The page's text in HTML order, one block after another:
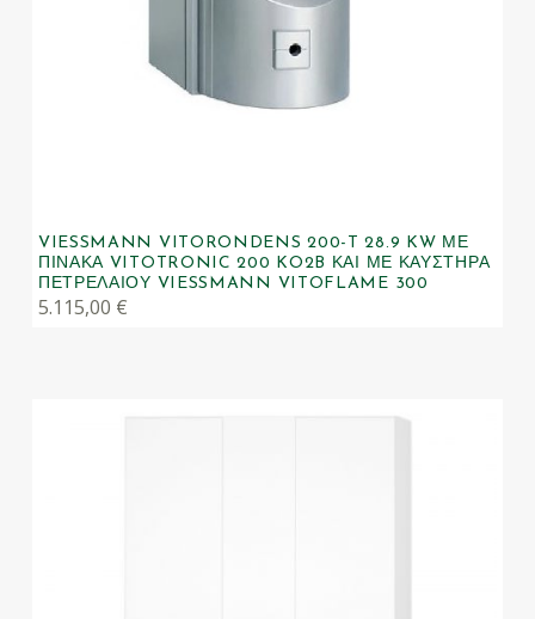
VIESSMANN VITORONDENS 200-T 28.9 KW ΜΕ
ΠΊΝΑΚΑ VITOTRONIC 200 KO2B ΚΑΙ ΜΕ ΚΑΥΣΤΉΡΑ
ΠΕΤΡΕΛΑΊΟΥ VIESSMANN VITOFLAME 300
5.115,00 €